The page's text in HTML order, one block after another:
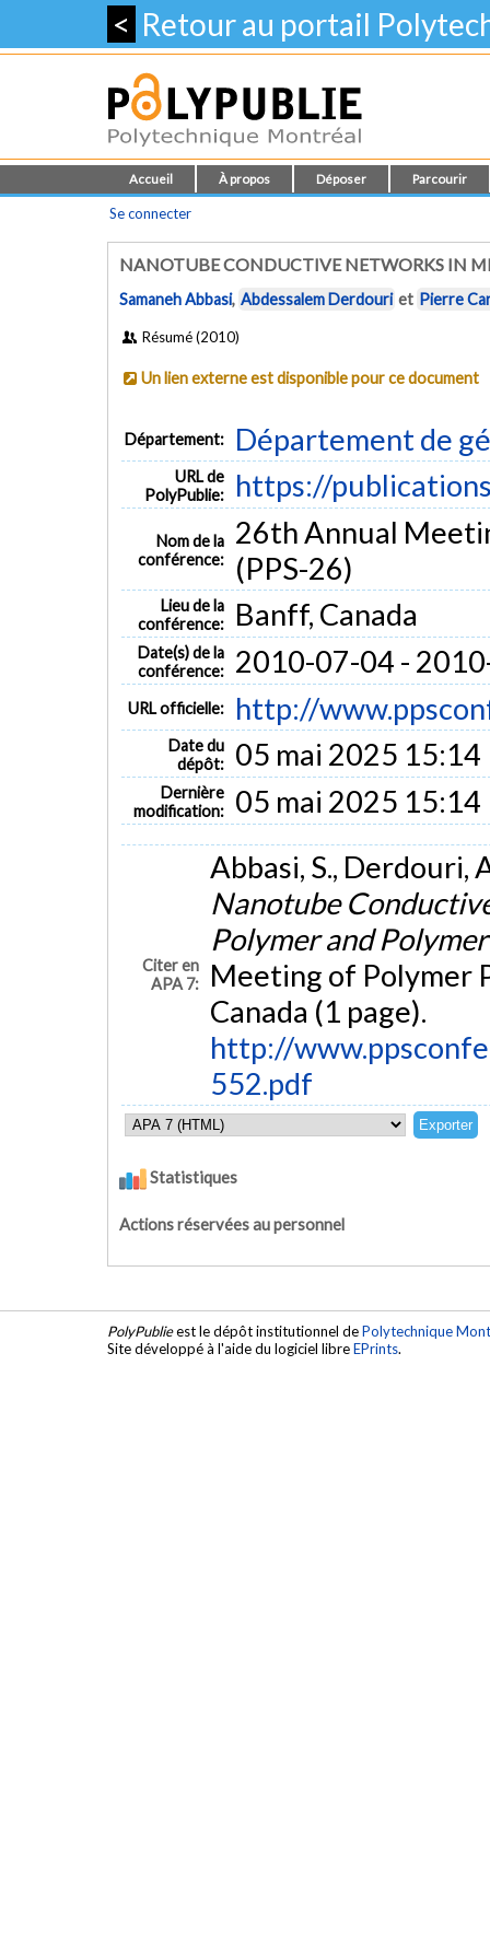
< Retour au portail
Accueil À propos Déposer Parcourir
Se connecter
NANOTUBE CONDUCTIVE NETWORKS IN
Samaneh Abbasi, Abdessalem Derdouri et Pierre
Résumé (2010)
Un lien externe est disponible pour ce document
Département: Département de
URL de
PolyPublie:
https://
Nom de la
conférence:
26th Annual
(PPS-26)
Lieu de la
conférence:
Banff, Canada
Date(s) de la
conférence:
2010-07-04 -
URL officielle: http://
Date du
dépôt:
05 mai 2025 15:14
Dernière
modification:
05 mai 2025 15:14
Citer en
APA 7:
Abbasi, S., Derdouri,
Nanotube
Polymer and
Meeting of Polymer
Canada (1 page).
http://
552.pdf
Statistiques
Actions réservées au personnel
PolyPublieest le dépôt institutionnel dePolytechnique
Site développé à l'aide du logiciel libreEPrints.